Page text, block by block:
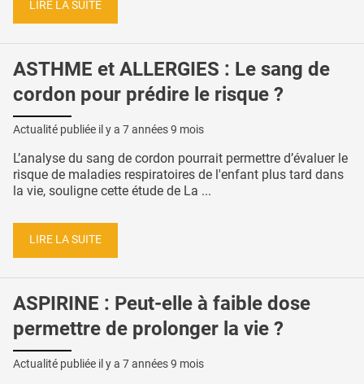
LIRE LA SUITE
ASTHME et ALLERGIES : Le sang de
cordon pour prédire le risque ?
Actualité publiée il y a 7 années 9 mois
L’analyse du sang de cordon pourrait permettre d’évaluer le
risque de maladies respiratoires de l'enfant plus tard dans
la vie, souligne cette étude de La ...
LIRE LA SUITE
ASPIRINE : Peut-elle à faible dose
permettre de prolonger la vie ?
Actualité publiée il y a 7 années 9 mois